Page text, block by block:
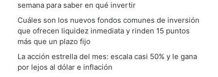
semana para saber en qué invertir
Cuáles son los nuevos fondos comunes de inversión
que ofrecen liquidez inmediata y rinden 15 puntos
más que un plazo fijo
La acción estrella del mes: escala casi 50% y le gana
por lejos al dólar e inflación